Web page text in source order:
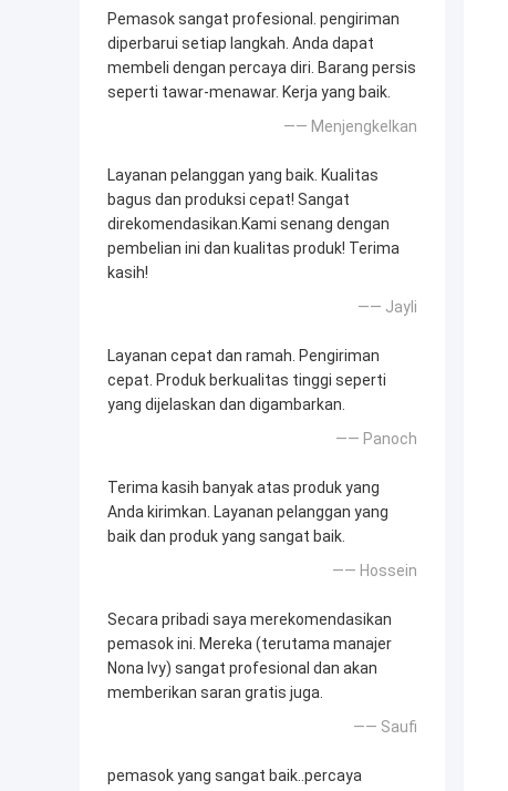
Pemasok sangat profesional. pengiriman
diperbarui setiap langkah. Anda dapat
membeli dengan percaya diri. Barang persis
seperti tawar-menawar. Kerja yang baik.
—— Menjengkelkan
Layanan pelanggan yang baik. Kualitas
bagus dan produksi cepat! Sangat
direkomendasikan.Kami senang dengan
pembelian ini dan kualitas produk! Terima
kasih!
—— Jayli
Layanan cepat dan ramah. Pengiriman
cepat. Produk berkualitas tinggi seperti
yang dijelaskan dan digambarkan.
—— Panoch
Terima kasih banyak atas produk yang
Anda kirimkan. Layanan pelanggan yang
baik dan produk yang sangat baik.
—— Hossein
Secara pribadi saya merekomendasikan
pemasok ini. Mereka (terutama manajer
Nona Ivy) sangat profesional dan akan
memberikan saran gratis juga.
—— Saufi
pemasok yang sangat baik..percaya